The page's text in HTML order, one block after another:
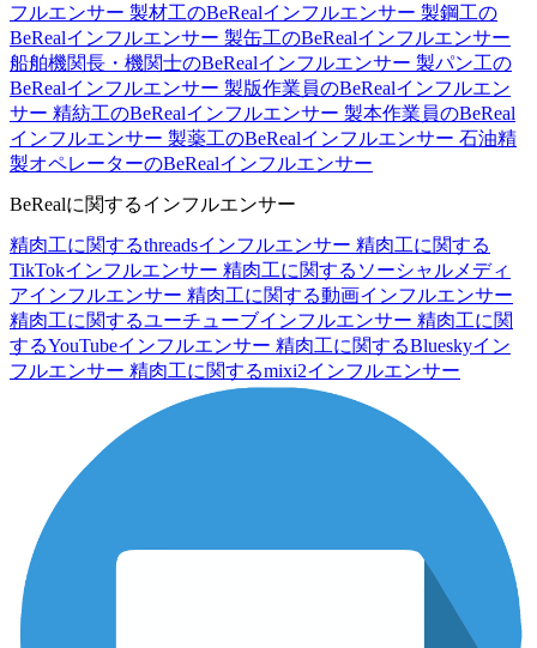
フルエンサー 製材工のBeRealインフルエンサー 製鋼工の
BeRealインフルエンサー 製缶工のBeRealインフルエンサー
船舶機関長・機関士のBeRealインフルエンサー 製パン工の
BeRealインフルエンサー 製版作業員のBeRealインフルエン
サー 精紡工のBeRealインフルエンサー 製本作業員のBeReal
インフルエンサー 製薬工のBeRealインフルエンサー 石油精
製オペレーターのBeRealインフルエンサー
BeRealに関するインフルエンサー
精肉工に関するthreadsインフルエンサー 精肉工に関する
TikTokインフルエンサー 精肉工に関するソーシャルメディ
アインフルエンサー 精肉工に関する動画インフルエンサー
精肉工に関するユーチューブインフルエンサー 精肉工に関
するYouTubeインフルエンサー 精肉工に関するBlueskyイン
フルエンサー 精肉工に関するmixi2インフルエンサー